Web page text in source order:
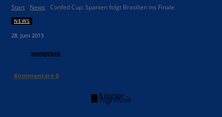
Start News Confed Cup: Spanien folgt Brasilien ins Finale
NEWS
28. Juni 2013
spongebob
Kommentare0
- Anzeige -